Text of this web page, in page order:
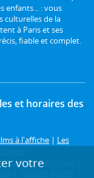
enfants... : vous
culturelles de la
à Paris et ses
fiable et complet.
et horaires des
à l'affiche | Les
Animation|
votre